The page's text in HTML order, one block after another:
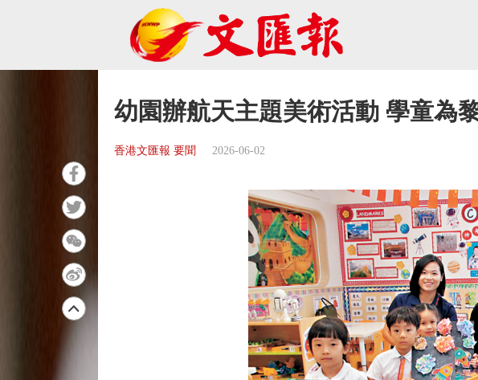
幼園辦航天主題美術活動 學童為
香港文匯報 要聞 2026-06-02